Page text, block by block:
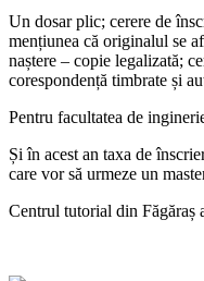
Un dosar plic; cerere de
mențiunea că originalul se
naștere – copie legalizată;
corespondență timbrate și
Pentru facultatea de
Și în acest an taxa de
care vor să urmeze un
Centrul tutorial din